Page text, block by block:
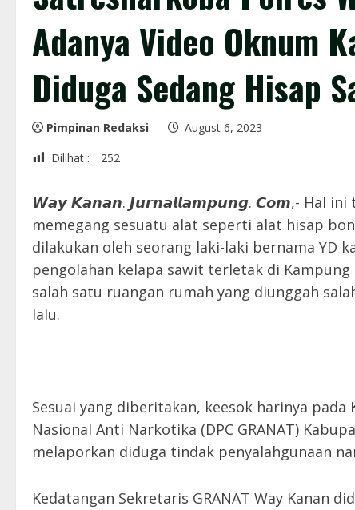
Adanya Video Oknum
Diduga Sedang Hisap
Pimpinan Redaksi
August 6, 2023
Dilihat :
252
𝙒𝙖𝙮 𝙆𝙖𝙣𝙖𝙣. 𝙅𝙪𝙧𝙣𝙖𝙡𝙡𝙖𝙢𝙥𝙪𝙣𝙜. 𝘾𝙤𝙢,- Hal ini
memegang sesuatu alat seperti alat hisap
dilakukan oleh seorang laki-laki bernama YD
pengolahan kelapa sawit terletak di
salah satu ruangan rumah yang diunggah
lalu.
Sesuai yang diberitakan, keesok harinya pada
Nasional Anti Narkotika (DPC GRANAT)
melaporkan diduga tindak penyalahgunaan
Kedatangan Sekretaris GRANAT Way Kanan